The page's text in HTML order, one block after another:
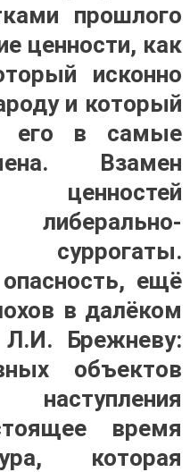
прошлого
ценности, как
исконно
и который
его в самые
Взамен
суррогаты.
ещё
в далёком
Брежневу:
объектов
наступления
время
которая